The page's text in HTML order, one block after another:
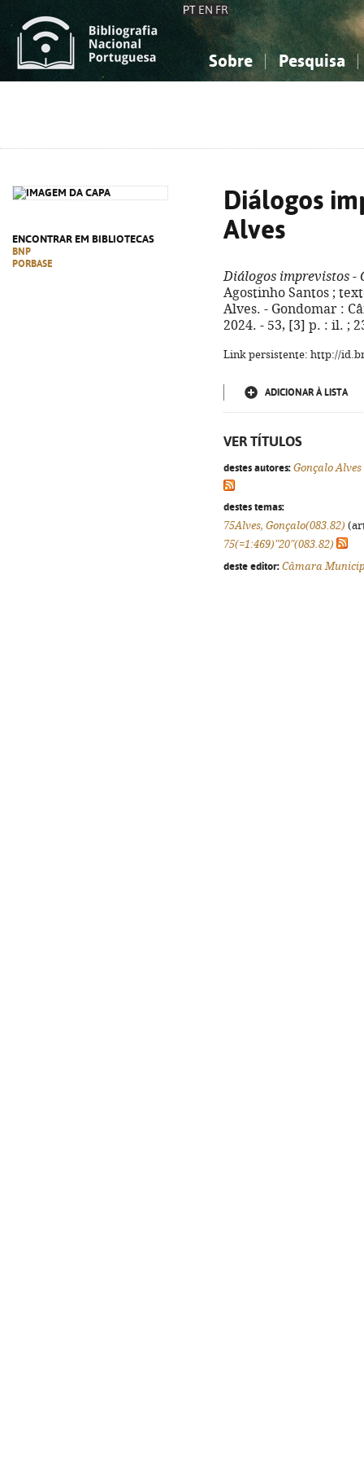
PT EN FR
Sobre Pesquisa
ENCONTRAR EM BIBLIOTECAS
BNP
PORBASE
Diálogos
Alves
Diálogos imprevistos -
Agostinho Santos ;
Alves. - Gondomar :
2024. - 53, [3] p. : il. ;
Link persistente: http://
ADICIONAR À LISTA
VER TÍTULOS
destes autores: Gonçalo Alves
destes temas:
75Alves, Gonçalo(083.82)
75(=1:469)"20"(083.82)
deste editor: Câmara